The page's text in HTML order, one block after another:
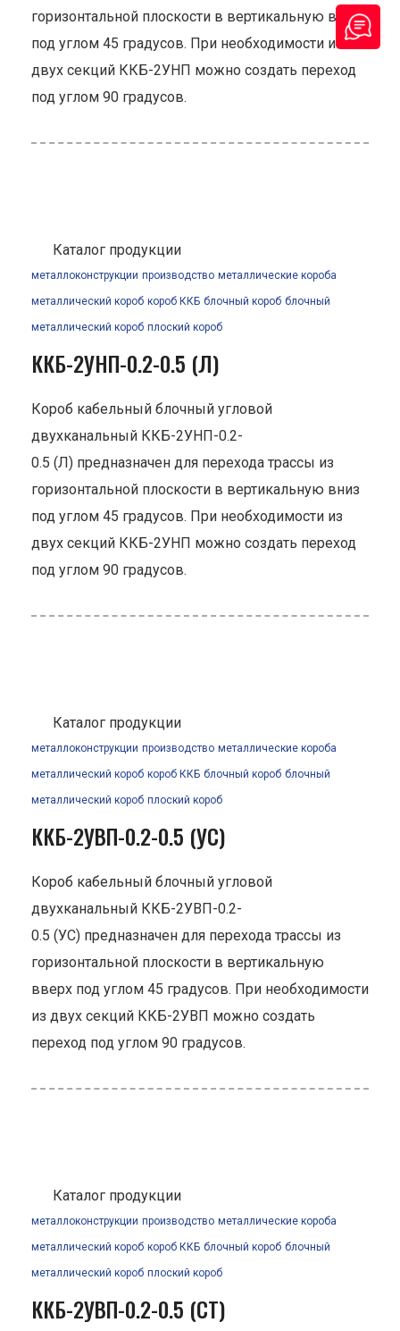
горизонтальной плоскости в вертикальную вниз
под углом 45 градусов. При необходимости из
двух секций ККБ-2УНП можно создать переход
под углом 90 градусов.
Каталог продукции
металлоконструкции производство металлические короба
металлический короб короб ККБ блочный короб блочный
металлический короб плоский короб
ККБ-2УНП-0.2-0.5 (Л)
Короб кабельный блочный угловой
двухканальный ККБ-2УНП-0.2-
0.5 (Л) предназначен для перехода трассы из
горизонтальной плоскости в вертикальную вниз
под углом 45 градусов. При необходимости из
двух секций ККБ-2УНП можно создать переход
под углом 90 градусов.
Каталог продукции
металлоконструкции производство металлические короба
металлический короб короб ККБ блочный короб блочный
металлический короб плоский короб
ККБ-2УВП-0.2-0.5 (УС)
Короб кабельный блочный угловой
двухканальный ККБ-2УВП-0.2-
0.5 (УС) предназначен для перехода трассы из
горизонтальной плоскости в вертикальную
вверх под углом 45 градусов. При необходимости
из двух секций ККБ-2УВП можно создать
переход под углом 90 градусов.
Каталог продукции
металлоконструкции производство металлические короба
металлический короб короб ККБ блочный короб блочный
металлический короб плоский короб
ККБ-2УВП-0.2-0.5 (СТ)